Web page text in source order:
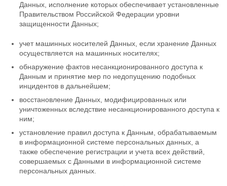
Данных, исполнение которых обеспечивает установленные
Правительством Российской Федерации уровни
защищенности Данных;
учет машинных носителей Данных, если хранение Данных
осуществляется на машинных носителях;
обнаружение фактов несанкционированного доступа к
Данным и принятие мер по недопущению подобных
инцидентов в дальнейшем;
восстановление Данных, модифицированных или
уничтоженных вследствие несанкционированного доступа к
ним;
установление правил доступа к Данным, обрабатываемым
в информационной системе персональных данных, а
также обеспечение регистрации и учета всех действий,
совершаемых с Данными в информационной системе
персональных данных.